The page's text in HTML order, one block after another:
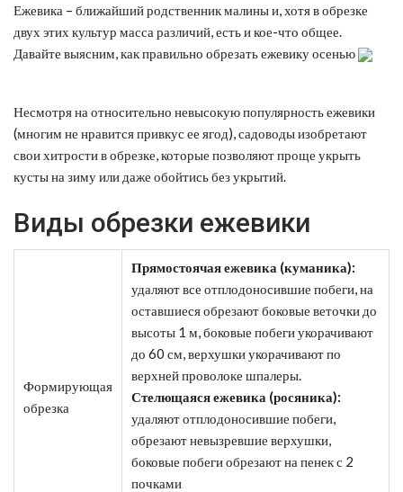
Ежевика – ближайший родственник малины и, хотя в обрезке
двух этих культур масса различий, есть и кое-что общее.
Давайте выясним, как правильно обрезать ежевику осенью
Несмотря на относительно невысокую популярность ежевики
(многим не нравится привкус ее ягод), садоводы изобретают
свои хитрости в обрезке, которые позволяют проще укрыть
кусты на зиму или даже обойтись без укрытий.
Виды обрезки ежевики
Формирующая
обрезка
Прямостоячая ежевика (куманика):
удаляют все отплодоносившие побеги, на
оставшиеся обрезают боковые веточки до
высоты 1 м, боковые побеги укорачивают
до 60 см, верхушки укорачивают по
верхней проволоке шпалеры.
Стелющаяся ежевика (росяника):
удаляют отплодоносившие побеги,
обрезают невызревшие верхушки,
боковые побеги обрезают на пенек с 2
почками